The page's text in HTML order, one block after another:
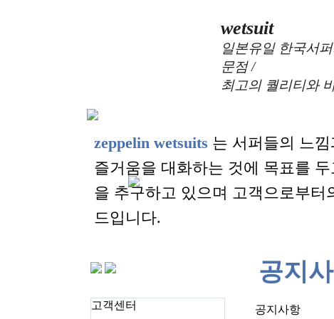
wetsuit
일본유일 한국서
문점 /
최고의 퀄리티와
zeppelin wetsuits 는 서퍼들의 느
즐거움을 대화하는 것에 목표를
을 추구하고 있으며 고객으로부터
드입니다.
고객센터
공지
공지사항